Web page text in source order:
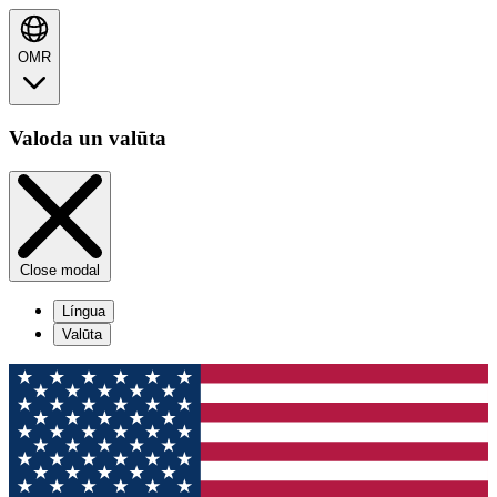
OMR
Valoda un valūta
Close modal
Língua
Valūta